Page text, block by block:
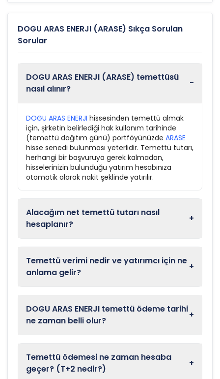
DOGU ARAS ENERJI (ARASE) Sıkça Sorulan
Sorular
DOGU ARAS ENERJI (ARASE) temettüsü
nasıl alınır?
-
DOGU ARAS ENERJI hissesinden temettü almak
için, şirketin belirlediği hak kullanım tarihinde
(temettü dağıtım günü) portföyünüzde ARASE
hisse senedi bulunması yeterlidir. Temettü tutarı,
herhangi bir başvuruya gerek kalmadan,
hisselerinizin bulunduğu yatırım hesabınıza
otomatik olarak nakit şeklinde yatırılır.
Alacağım net temettü tutarı nasıl
hesaplanır?
+
Temettü verimi nedir ve yatırımcı için ne
anlama gelir?
+
DOGU ARAS ENERJI temettü ödeme tarihi
ne zaman belli olur?
+
Temettü ödemesi ne zaman hesaba
geçer? (T+2 nedir?)
+